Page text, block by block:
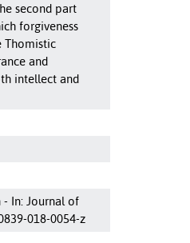
second part
forgiveness
Thomistic
and
intellect and
In: Journal of
018-0054-z